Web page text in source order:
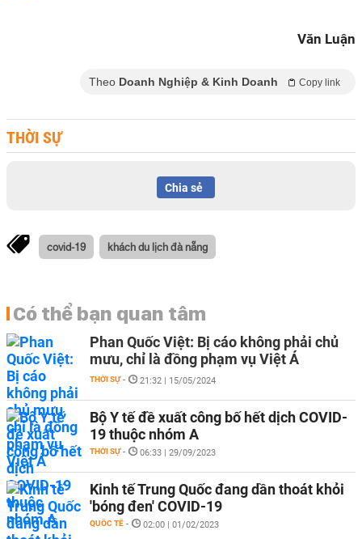
Văn Luận
Theo Doanh Nghiệp & Kinh Doanh Copy link
THỜI SỰ
Chia sẻ
covid-19 khách du lịch đà nẵng
Có thể bạn quan tâm
Phan Quốc Việt: Bị cáo không phải chủ
mưu, chỉ là đồng phạm vụ Việt Á
THỜI SỰ - 21:32 | 15/05/2024
Bộ Y tế đề xuất công bố hết dịch COVID-
19 thuộc nhóm A
THỜI SỰ - 06:33 | 29/09/2023
Kinh tế Trung Quốc đang dần thoát khỏi
'bóng đen' COVID-19
QUỐC TẾ - 02:00 | 01/02/2023